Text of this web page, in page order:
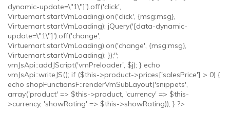
dynamic-update=\"1\"]').off('click',
Virtuemart.startVmLoading).on('click', {msg:msg},
Virtuemart.startVmLoading); jQuery('[data-dynamic-
update=\"1\"]').off('change',
Virtuemart.startVmLoading).on('change', {msg:msg},
Virtuemart.startVmLoading); });";
vmJsApi::addJScript('vmPreloader', $j); } echo
vmJsApi::writeJS(); if ($this->product->prices['salesPrice'] > 0) {
echo shopFunctionsF::renderVmSubLayout('snippets',
array('product' => $this->product, 'currency' => $this-
>currency, 'showRating' => $this->showRating)); } ?>